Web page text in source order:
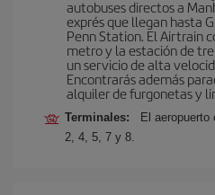
autobuses directos a
exprés que llegan hasta
Penn Station. El Airtrain
metro y la estación de
un servicio de alta
Encontrarás además
alquiler de furgonetas y
Terminales:
El
2, 4, 5, 7 y 8.